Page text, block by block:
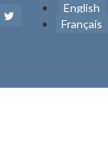
English
Français